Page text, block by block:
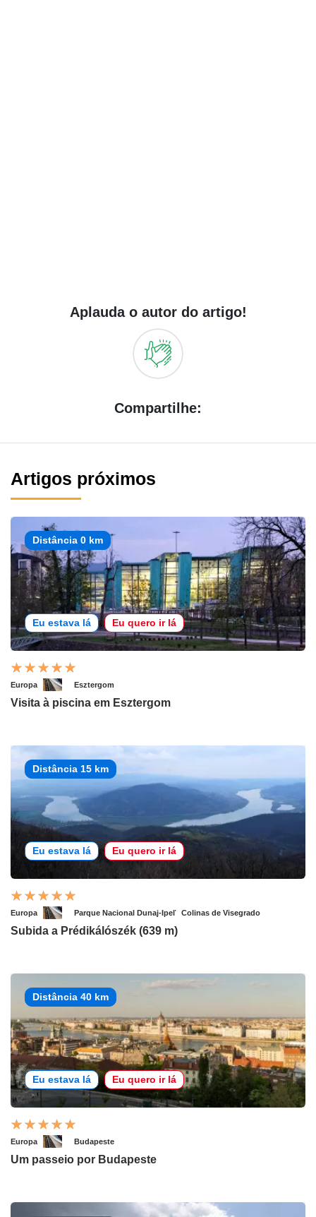
Aplauda o autor do artigo!
Compartilhe:
Artigos próximos
Distância 0 km
Eu estava lá Eu quero ir lá
Europa Esztergom
Visita à piscina em Esztergom
Distância 15 km
Eu estava lá Eu quero ir lá
Europa Parque Nacional Dunaj-Ipeľ Colinas de Visegrado
Subida a Prédikálószék (639 m)
Distância 40 km
Eu estava lá Eu quero ir lá
Europa Budapeste
Um passeio por Budapeste